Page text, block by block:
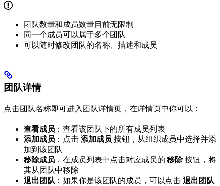
团队数量和成员数量目前无限制
同一个成员可以属于多个团队
可以随时修改团队的名称、描述和成员
团队详情
点击团队名称即可进入团队详情页，在详情页中你可以：
查看成员 ：查看该团队下的所有成员列表
添加成员 ：点击 添加成员 按钮，从组织成员中选择并添
加到该团队
移除成员 ：在成员列表中点击对应成员的 移除按钮，将
其从团队中移除
退出团队 ：如果你是该团队的成员，可以点击 退出团队